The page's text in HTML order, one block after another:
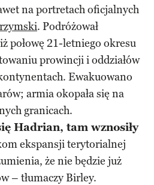
na portretach oficjalnych
. Podróżował
połowę 21-letniego okresu
prowincji i oddziałów
Ewakuowano
armia okopała się na
granicach.
Hadrian, tam wznosiły
ekspansji terytorialnej
że nie będzie już
– tłumaczy Birley.